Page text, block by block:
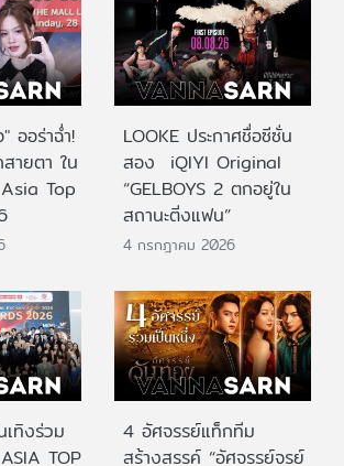
ออร่าฉ่ำ!
สายตา ใน
Top
LOOKE ประกาศชื่อซีซั่น
สอง iQIYI Original
“GELBOYS 2 ตกอยู่ใน
สถานะติ่งแฟน”
4 กรกฎาคม 2026
ทิงร่วม
TOP
4 อัศจรรย์แท็กทีม
สร้างสรรค์ “อัศจรรย์จรย์